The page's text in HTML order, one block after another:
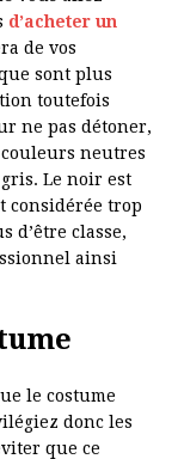
d’acheter un
de vos
sont plus
toutefois
ne pas détoner,
neutres
Le noir est
considérée trop
d’être classe,
ainsi
le costume
donc les
que ce